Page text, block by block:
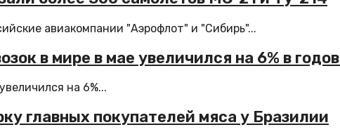
авиакомпании "Аэрофлот" и "Сибирь"...
в мире в мае увеличился на 6% в
на 6%...
главных покупателей мяса у Бразилии